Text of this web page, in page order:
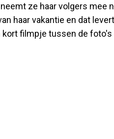
ze haar volgers mee
haar vakantie en dat
kort filmpje tussen de